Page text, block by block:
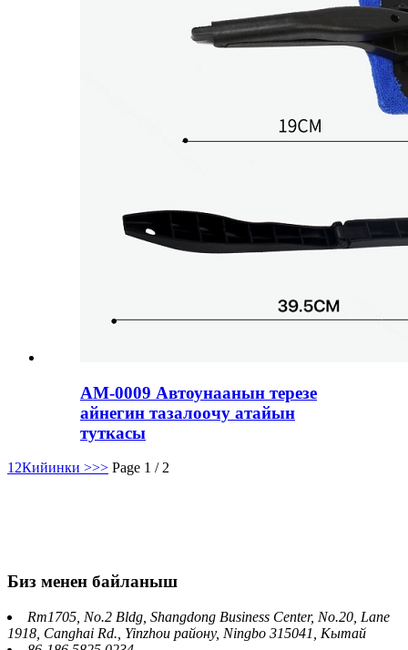
AM-0009 Автоунаанын терезе
айнегин тазалоочу атайын
туткасы
1 2Кийинки >>> Page 1 / 2
Биз менен байланыш
Rm1705, No.2 Bldg, Shangdong Business Center, No.20, Lane
1918, Canghai Rd., Yinzhou району, Ningbo 315041, Кытай